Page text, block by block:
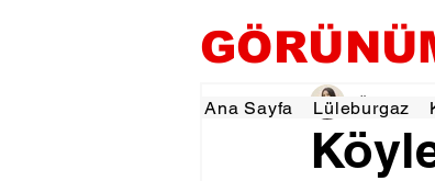
Ana Sayfa Lüleburgaz
Özlem